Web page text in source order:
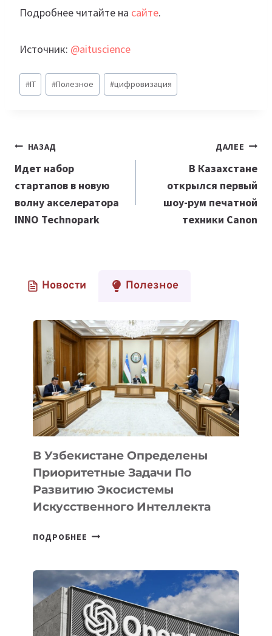
Подробнее читайте на сайте.
Источник: @aituscience
Метки
записи:
#IT #Полезное #цифровизация
Навигация
по
записям
НАЗАД
Идет набор
стартапов в новую
волну акселератора
INNO Technopark
ДАЛЕЕ
​​В Казахстане
открылся первый
шоу-рум печатной
техники Canon
Новости Полезное
В Узбекистане Определены
Приоритетные Задачи По
Развитию Экосистемы
Искусственного Интеллекта
ПОДРОБНЕЕ В
ПРИОРИТЕТНЫЕ
ЗАДАЧИ
ПО
РАЗВИТИЮ